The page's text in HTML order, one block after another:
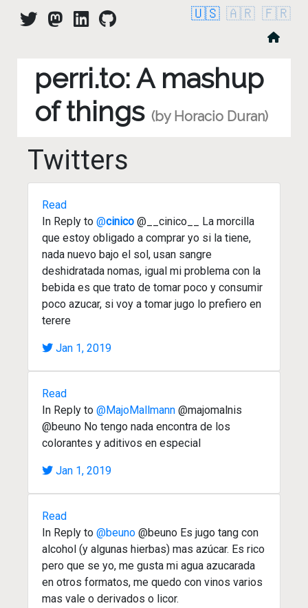
🇺🇸 🇦🇷 🇫🇷
perri.to: A mashup
of things (by Horacio Duran)
Twitters
Read
In Reply to @cinico @__cinico__ La morcilla
que estoy obligado a comprar yo si la tiene,
nada nuevo bajo el sol, usan sangre
deshidratada nomas, igual mi problema con la
bebida es que trato de tomar poco y consumir
poco azucar, si voy a tomar jugo lo prefiero en
terere
Jan 1, 2019
Read
In Reply to @MajoMallmann @majomalnis
@beuno No tengo nada encontra de los
colorantes y aditivos en especial
Jan 1, 2019
Read
In Reply to @beuno @beuno Es jugo tang con
alcohol (y algunas hierbas) mas azúcar. Es rico
pero que se yo, me gusta mi agua azucarada
en otros formatos, me quedo con vinos varios
mas vale o derivados o licor.